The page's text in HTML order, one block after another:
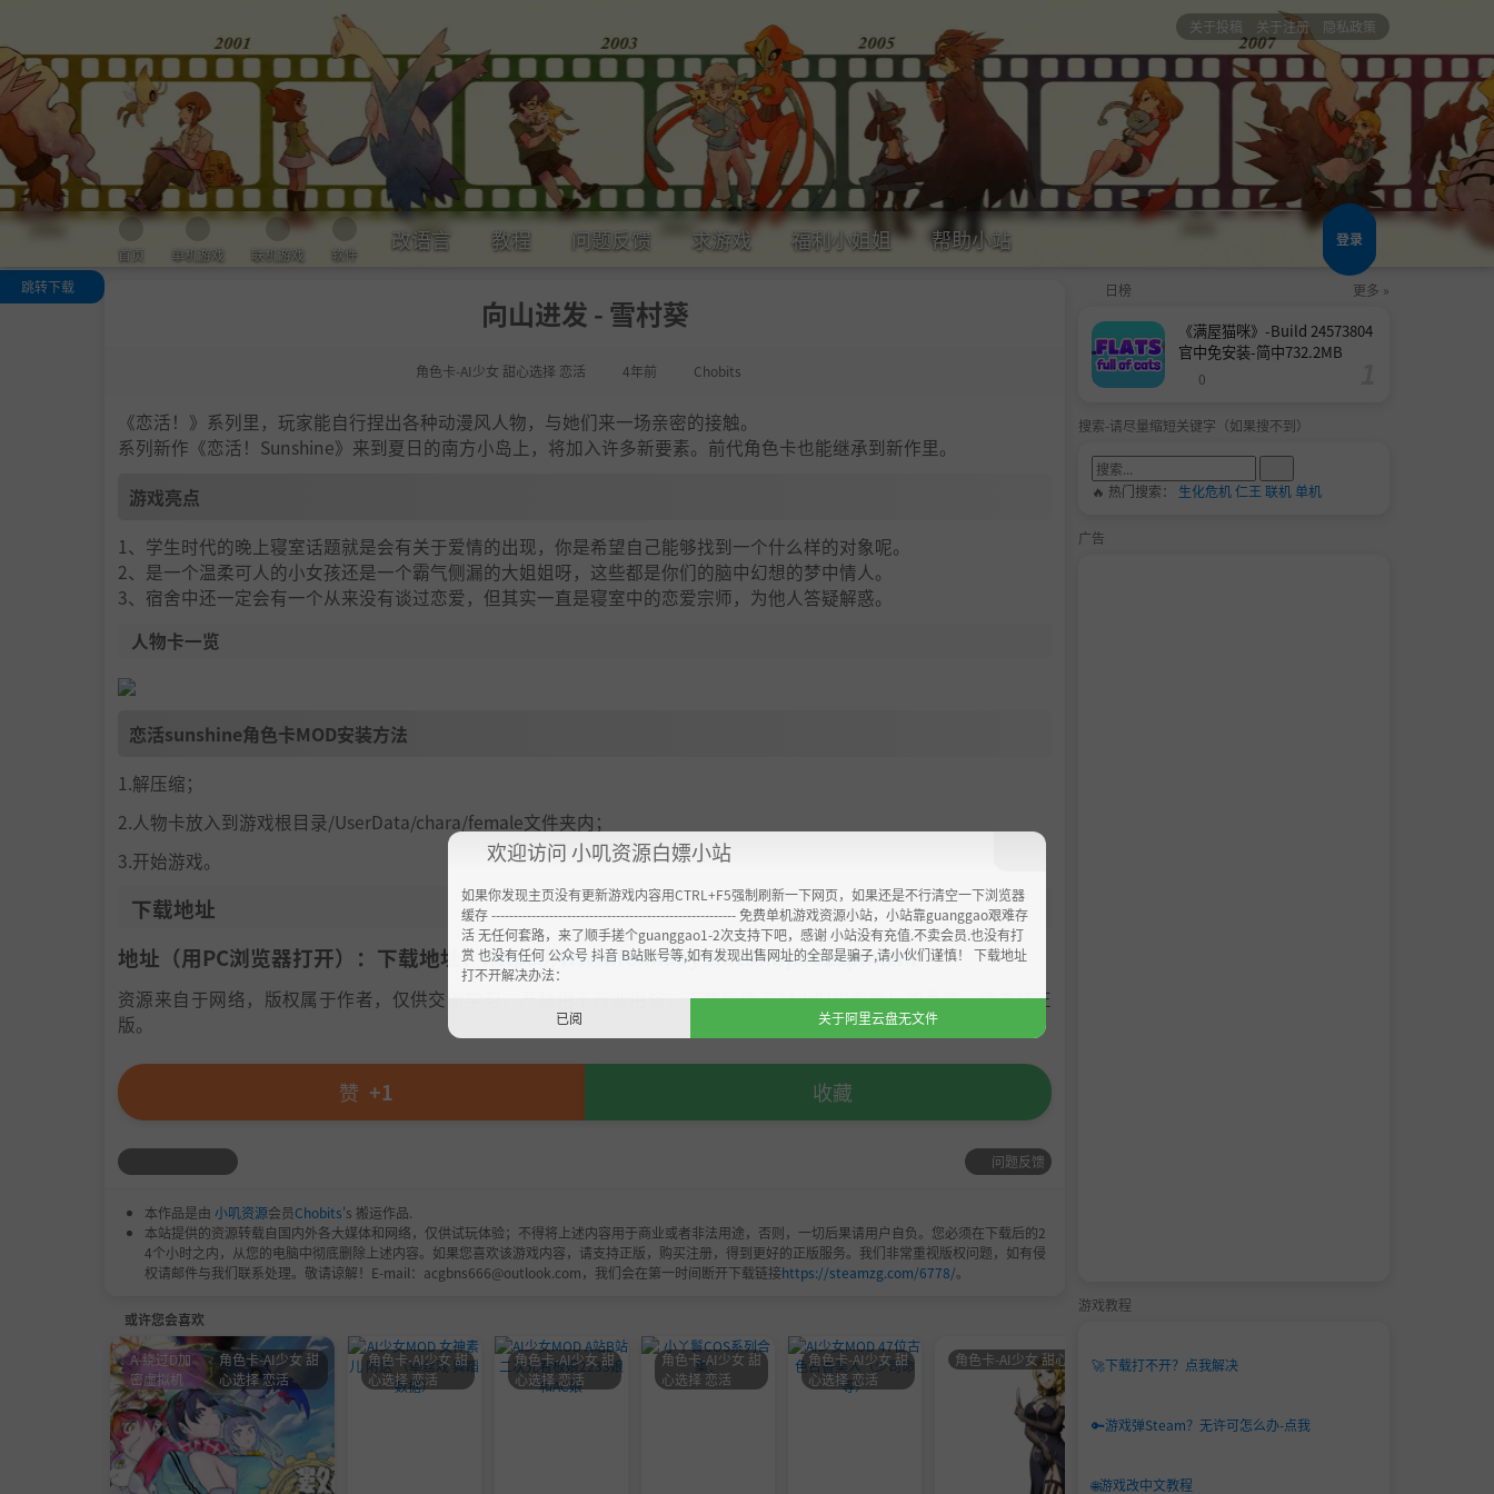
关于投稿 关于注册 隐私政策
首页 单机游戏 联机游戏 软件
改语言 教程 问题反馈 求游戏 福利小姐姐 帮助小站 登录
向山进发 - 雪村葵
角色卡-AI少女 甜心选择 恋活 4年前 Chobits
跳转下载
《恋活！》系列里，玩家能自行捏出各种动漫风人物，与她们来一场亲密的接触。
系列新作《恋活！Sunshine》来到夏日的南方小岛上，将加入许多新要素。前代角色卡也能继承到新作里。
游戏亮点
1、学生时代的晚上寝室话题就是会有关于爱情的出现，你是希望自己能够找到一个什么样的对象呢。
2、是一个温柔可人的小女孩还是一个霸气侧漏的大姐姐呀，这些都是你们的脑中幻想的梦中情人。
3、宿舍中还一定会有一个从来没有谈过恋爱，但其实一直是寝室中的恋爱宗师，为他人答疑解惑。
人物卡一览
恋活sunshine角色卡MOD安装方法
1.解压缩；
2.人物卡放入到游戏根目录/UserData/chara/female文件夹内；
3.开始游戏。
下载地址
地址（用PC浏览器打开）：下载地址：https://www.feimaoyun.com/jx/e2spmizm
资源来自于网络，版权属于作者，仅供交流学习，严禁用于商业用途，下载后请于24小时内删除！如喜欢，请支持正
版。
赞 +1 收藏
问题反馈
本作品是由 小叽资源会员Chobits's 搬运作品.
本站提供的资源转载自国内外各大媒体和网络，仅供试玩体验；不得将上述内容用于商业或者非法用途，否则，一切后果请用户自负。您必须在下载后的2
4个小时之内，从您的电脑中彻底删除上述内容。如果您喜欢该游戏内容，请支持正版，购买注册，得到更好的正版服务。我们非常重视版权问题，如有侵
权请邮件与我们联系处理。敬请谅解！E-mail：acgbns666@outlook.com，我们会在第一时间断开下载链接https://steamzg.com/6778/。
或许您会喜欢
A-绕过D加
密虚拟机
角色卡-AI少女 甜
心选择 恋活
角色卡-AI少女 甜
心选择 恋活
角色卡-AI少女 甜
心选择 恋活
角色卡-AI少女 甜
心选择 恋活
角色卡-AI少女 甜
心选择 恋活
角色卡-AI少女 甜心选择 恋活
男主
日榜 更多 »
《满屋猫咪》-Build 24573804
官中免安装-简中732.2MB
0
搜索-请尽量缩短关键字（如果搜不到）
🔥 热门搜索： 生化危机仁王 联机单机
广告
游戏教程
🚀下载打不开？点我解决
🔑游戏弹Steam？无许可怎么办-点我
🌐游戏改中文教程
欢迎访问 小叽资源白嫖小站
如果你发现主页没有更新游戏内容用CTRL+F5强制刷新一下网页，如果还是不行清空一下浏览器
缓存 ------------------------------------------------------- 免费单机游戏资源小站，小站靠guanggao艰难存
活 无任何套路，来了顺手搓个guanggao1-2次支持下吧，感谢 小站没有充值.不卖会员.也没有打
赏 也没有任何 公众号 抖音 B站账号等,如有发现出售网址的全部是骗子,请小伙们谨慎！ 下载地址
打不开解决办法：
已阅 关于阿里云盘无文件